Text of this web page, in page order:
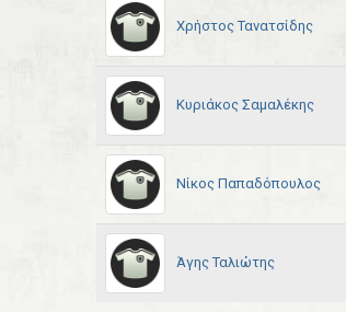
Χρήστος Τανατσίδης
Κυριάκος Σαμαλέκης
Νίκος Παπαδόπουλος
Άγης Ταλιώτης